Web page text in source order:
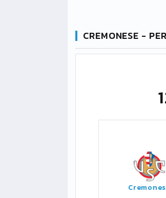
CREMONESE -